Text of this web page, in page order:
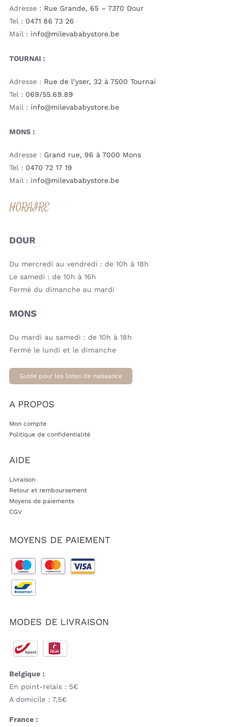
Adresse : Rue Grande, 65 – 7370 Dour
Tel : 0471 86 73 26
Mail : info@milevababystore.be
TOURNAI :
Adresse : Rue de l’yser, 32 à 7500 Tournai
Tel : 069/55.69.89
Mail : info@milevababystore.be
MONS :
Adresse : Grand rue, 96 à 7000 Mons
Tel : 0470 72 17 19
Mail : info@milevababystore.be
HORAIRE
DOUR
Du mercredi au vendredi : de 10h à 18h
Le samedi : de 10h à 16h
Fermé du dimanche au mardi
MONS
Du mardi au samedi : de 10h à 18h
Fermé le lundi et le dimanche
Guide pour les listes de naissance
A PROPOS
Mon compte
Politique de confidentialité
AIDE
Livraison
Retour et remboursement
Moyens de paiements
CGV
MOYENS DE PAIEMENT
MODES DE LIVRAISON
Belgique :
En point-relais : 5€
A domicile : 7,5€
France :